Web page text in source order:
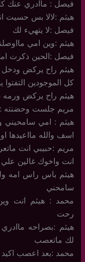
فيصل : ماادري عنك
هيثم :لالا بس حسيت
فيصل :لا يتهيء لك
هيثم :وين امي
فيصل :الحين ذكرت
هيثم راح يركض ودخل
كل الموجودين التفتوا
هيثم راح يركض
مريم جلست وحضنته
هيثم : امي سامحيني
اسف والله مااعيدها
مريم :حبيبي انت
انت واخوك غالين
هيثم باس راس امه
سامحني
محمد : هيثم انت
رحت
هيثم :بصراحه
لك ماتعصب
محمد :بعد اعصب